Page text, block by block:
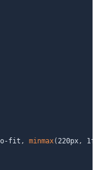
fit , minmax( 220px, 1fr